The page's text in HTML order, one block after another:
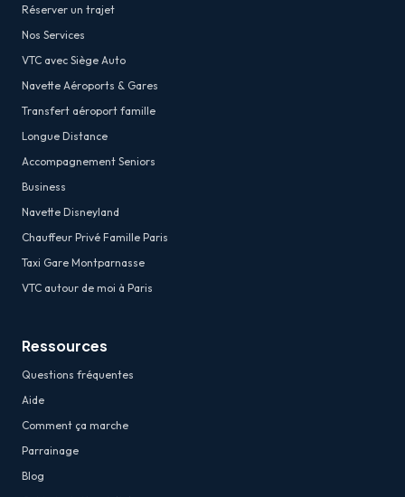
Réserver un trajet
Nos Services
VTC avec Siège Auto
Navette Aéroports & Gares
Transfert aéroport famille
Longue Distance
Accompagnement Seniors
Business
Navette Disneyland
Chauffeur Privé Famille Paris
Taxi Gare Montparnasse
VTC autour de moi à Paris
Ressources
Questions fréquentes
Aide
Comment ça marche
Parrainage
Blog